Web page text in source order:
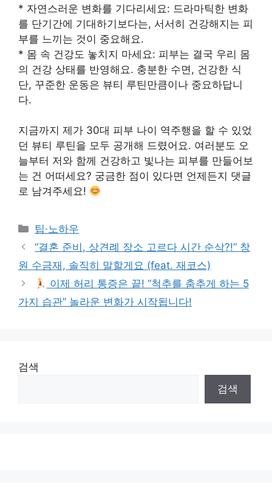
* 자연스러운 변화를 기다리세요: 드라마틱한 변화
를 단기간에 기대하기보다는, 서서히 건강해지는 피
부를 느끼는 것이 중요해요.
* 몸 속 건강도 놓치지 마세요: 피부는 결국 우리 몸
의 건강 상태를 반영해요. 충분한 수면, 건강한 식
단, 꾸준한 운동은 뷰티 루틴만큼이나 중요하답니
다.
지금까지 제가 30대 피부 나이 역주행을 할 수 있었
던 뷰티 루틴을 모두 공개해 드렸어요. 여러분도 오
늘부터 저와 함께 건강하고 빛나는 피부를 만들어보
는 건 어떠세요? 궁금한 점이 있다면 언제든지 댓글
로 남겨주세요!
Categories
팁·노하우
“결혼 준비, 상견례 장소 고르다 시간 순삭?!” 창
원 수금재, 솔직히 말할게요 (feat. 재코스)
이제 허리 통증은 끝! “척추를 춤추게 하는 5
가지 습관” 놀라운 변화가 시작됩니다!
검색
검색